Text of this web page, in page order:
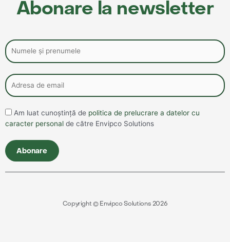
Abonare la newsletter
Am luat cunoștință de politica de prelucrare a datelor cu
caracter personal de către Envipco Solutions
Copyright © Envipco Solutions 2026